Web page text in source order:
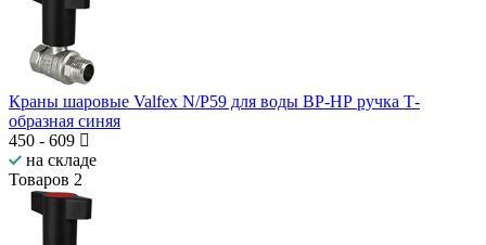
Краны шаровые Valfex N/P59 для воды ВР-НР ручка Т-
образная синяя
450 - 609
на складе
Товаров 2